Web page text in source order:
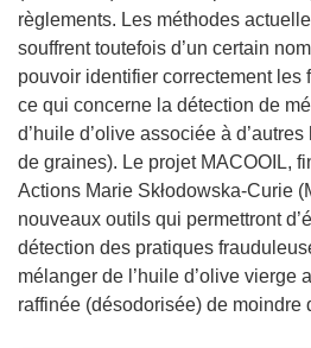
règlements. Les méthodes
souffrent toutefois d’un certain
pouvoir identifier correctement les
ce qui concerne la détection de
d’huile d’olive associée à
de graines). Le projet MACOOIL,
Actions Marie Skłodowska-Curie
nouveaux outils qui permettront
détection des pratiques
mélanger de l’huile d’olive vierge
raffinée (désodorisée) de moindre